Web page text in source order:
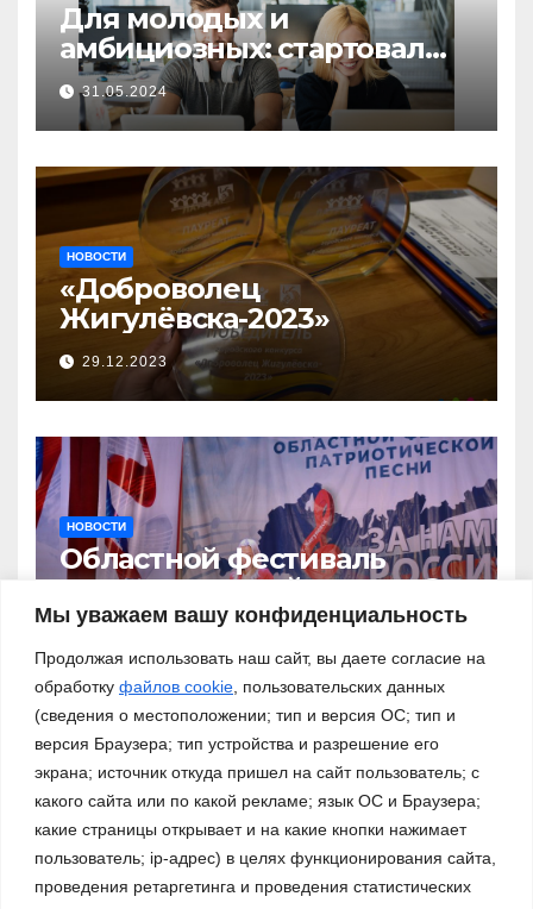
Мы уважаем вашу конфиденциальность
Продолжая использовать наш сайт, вы даете согласие на
обработку файлов cookie , пользовательских данных
(сведения о местоположении; тип и версия ОС; тип и
версия Браузера; тип устройства и разрешение его
экрана; источник откуда пришел на сайт пользователь; с
какого сайта или по какой рекламе; язык ОС и Браузера;
какие страницы открывает и на какие кнопки нажимает
пользователь; ip-адрес) в целях функционирования сайта,
проведения ретаргетинга и проведения статистических
Для молодых и
амбициозных: стартовал
прием заявок на участие в
бизнес-акселераторе «Ты
предприниматель»
31.05.2024
НОВОСТИ
«Доброволец
Жигулёвска-2023»
29.12.2023
НОВОСТИ
Областной фестиваль
патриотической песни «За
нами – Россия!»